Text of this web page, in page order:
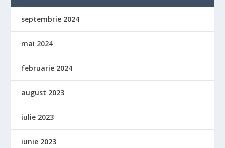
septembrie 2024
mai 2024
februarie 2024
august 2023
iulie 2023
iunie 2023